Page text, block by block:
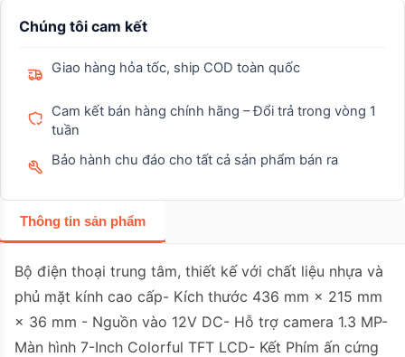
Chúng tôi cam kết
Giao hàng hỏa tốc, ship COD toàn quốc
Cam kết bán hàng chính hãng – Đổi trả trong vòng 1
tuần
Bảo hành chu đáo cho tất cả sản phẩm bán ra
Thông tin sản phẩm
Bộ điện thoại trung tâm, thiết kế với chất liệu nhựa và
phủ mặt kính cao cấp- Kích thước 436 mm × 215 mm
× 36 mm - Nguồn vào 12V DC- Hỗ trợ camera 1.3 MP-
Màn hình 7-Inch Colorful TFT LCD- Kết Phím ấn cứng